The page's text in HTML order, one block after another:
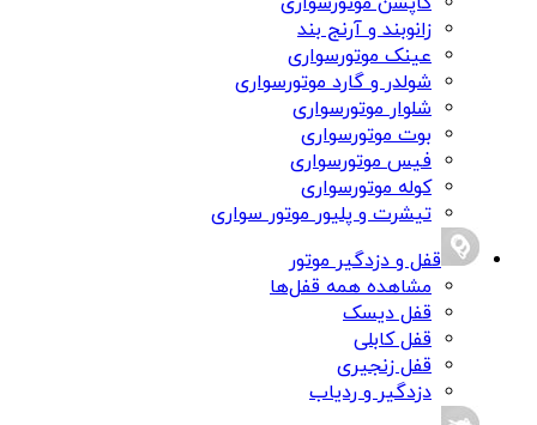
زانوبند و آرنج بند
عینک موتورسواری
شولدر و گارد موتورسواری
شلوار موتورسواری
بوت موتورسواری
فیس موتورسواری
کوله موتورسواری
تیشرت و پلیور موتور سواری
قفل و دزدگیر موتور
مشاهده همه قفل‌ها
قفل دیسک
قفل کابلی
قفل زنجیری
دزدگیر و ردیاب